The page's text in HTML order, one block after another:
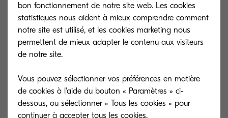
Vous le savez déjà : Sans « Lettre de voiture »
votre camion reste à quai.
vos processus métier.
Depuis plusieurs années, Kyocera Document
bon fonctionnement de notre site web. Les cookies
statistiques nous aident à mieux comprendre comment
notre site est utilisé, et les cookies marketing nous
permettent de mieux adapter le contenu aux visiteurs
de notre site.
Vous pouvez sélectionner vos préférences en matière
de cookies à l'aide du bouton « Paramètres » ci-
dessous, ou sélectionner « Tous les cookies » pour
continuer à accepter tous les cookies.